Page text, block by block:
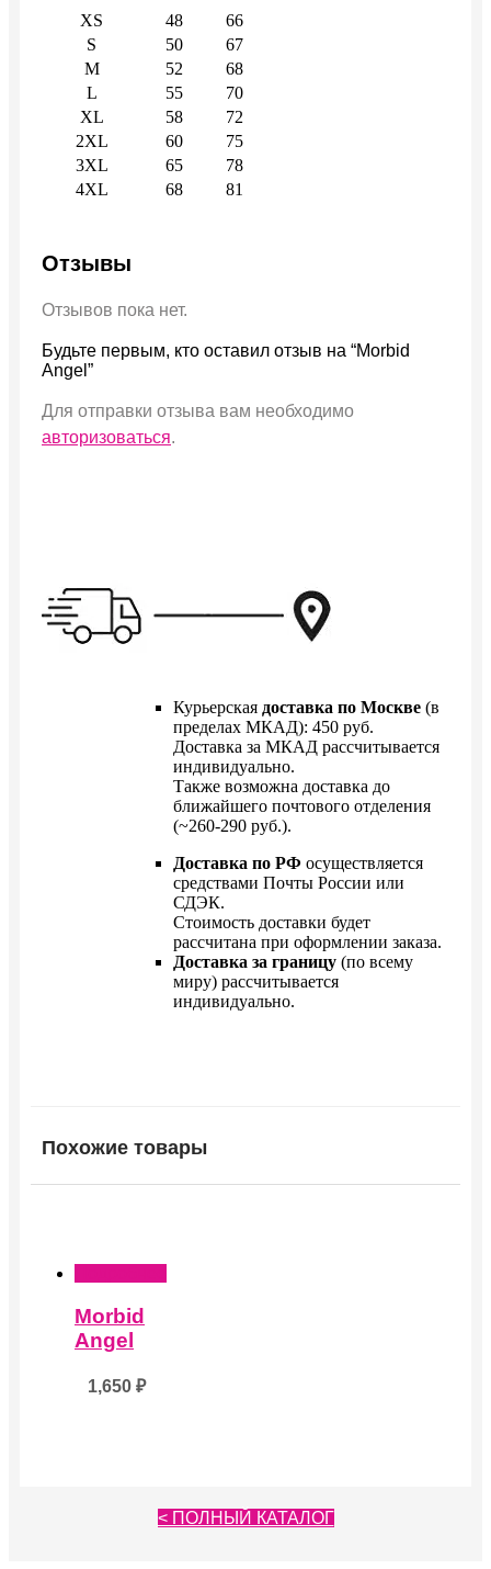
XS 48
66
S
50
67
M
52
68
L
55
70
XL
58
72
2XL
60
75
3XL
65
78
4XL
68 81
Отзывы
Отзывов пока нет.
Будьте первым, кто оставил отзыв на “Morbid
Angel”
Для отправки отзыва вам необходимо
авторизоваться.
Курьерская доставка по Москве (в
пределах МКАД): 450 руб.
Доставка за МКАД рассчитывается
индивидуально.
Также возможна доставка до
ближайшего почтового отделения
(~260-290 руб.).
Доставка по РФ осуществляется
средствами Почты России или
СДЭК.
Стоимость доставки будет
рассчитана при оформлении заказа.
Доставка за границу (по всему
миру) рассчитывается
индивидуально.
Похожие товары
Morbid
Angel
1,650₽
< ПОЛНЫЙ КАТАЛОГ